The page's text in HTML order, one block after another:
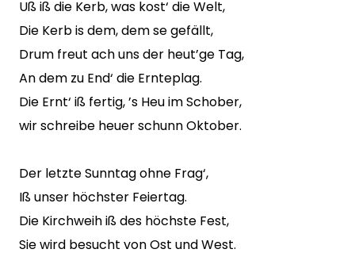
Uß iß die Kerb, was kost‘ die Welt,
Die Kerb is dem, dem se gefällt,
Drum freut ach uns der heut’ge Tag,
An dem zu End‘ die Ernteplag.
Die Ernt‘ iß fertig, ’s Heu im Schober,
wir schreibe heuer schunn Oktober.
Der letzte Sunntag ohne Frag‘,
Iß unser höchster Feiertag.
Die Kirchweih iß des höchste Fest,
Sie wird besucht von Ost und West.